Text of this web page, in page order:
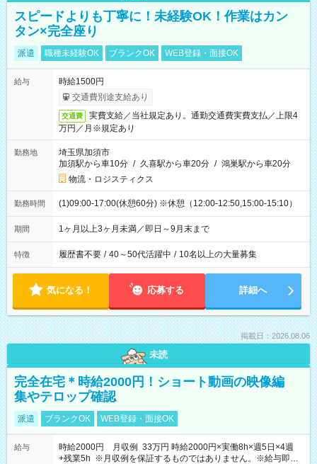
スピードよりも丁寧に！未経験OK！作業はカン
タン×完全座り
派遣 職種未経験OK ブランクOK WEB登録・面接OK
給与
時給1500円
交通費別途支給あり
交通費
実費支給／当社規定あり。通勤交通費実費支払／上限4
万円／月※規定あり
勤務地
埼玉県加須市
加須駅から車10分 / 久喜駅から車20分 / 鴻巣駅から車20分
物流・ロジスティクス
勤務時間 (1)09:00-17:00(休憩60分) ※休憩（12:00-12:50,15:00-15:10）
期間 1ヶ月以上3ヶ月未満／即日～9月末まで
特徴 履歴書不要 / 40～50代活躍中 / 10名以上の大量募集
気になる！ 応募する 詳細へ
掲載日：2026.08.06
未読
完全在宅＊時給2000円！ショート動画の映像編
集やテロップ確認
派遣 ブランクOK WEB登録・面接OK
給与
時給2000円 月収例 33万円 時給2000円×実働8h×週5日×4週
+残業5h ※月収例を保証するものではありません。※給与即受